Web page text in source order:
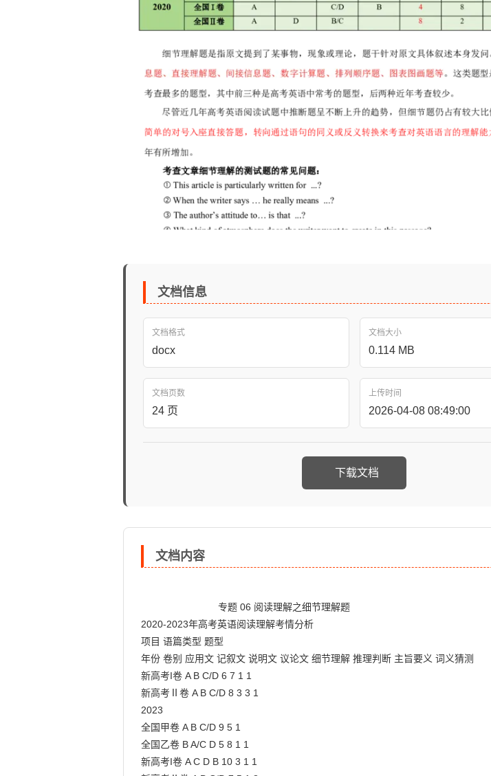
文档信息
文档格式
docx
文档大小
0.114 MB
文档页数
24 页
上传时间
2026-04-08 08:49:00
下载文档
文档内容